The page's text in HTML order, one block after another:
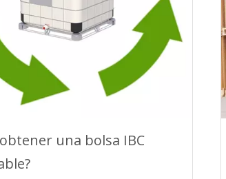
una bolsa IBC